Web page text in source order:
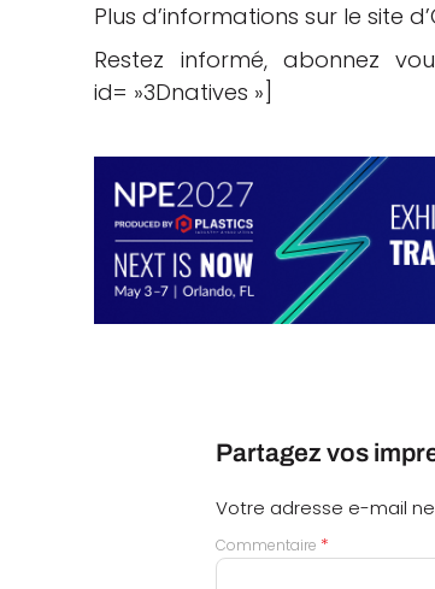
Plus d’informations sur le site
Restez informé, abonnez
id= »3Dnatives »]
Partagez vos
Votre adresse e-mail
Commentaire *